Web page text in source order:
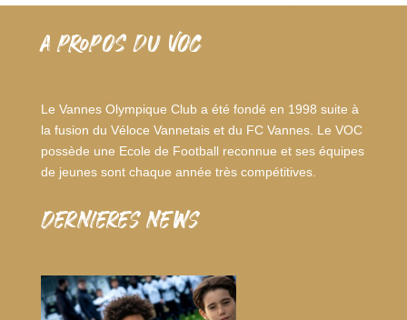
A PROPOS DU VOC
Le Vannes Olympique Club a été fondé en 1998 suite à
la fusion du Véloce Vannetais et du FC Vannes. Le VOC
possède une Ecole de Football reconnue et ses équipes
de jeunes sont chaque année très compétitives.
dernieres news